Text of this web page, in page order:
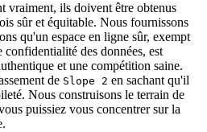
vraiment, ils doivent être obtenus
sûr et équitable. Nous fournissons
qu'un espace en ligne sûr, exempt
des données, est
et une compétition saine.
de Slope 2 en sachant qu'il
Nous construisons le terrain de
puissiez vous concentrer sur la